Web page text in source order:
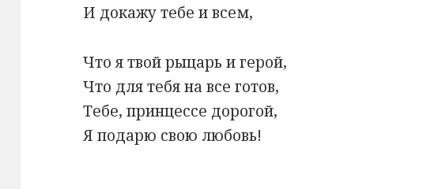
И докажу тебе и всем,
Что я твой рыцарь и герой,
Что для тебя на все готов,
Тебе, принцессе дорогой,
Я подарю свою любовь!